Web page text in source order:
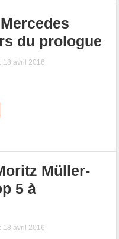
du prologue
18 avril 2016
Müller-
5 à
18 avril 2016